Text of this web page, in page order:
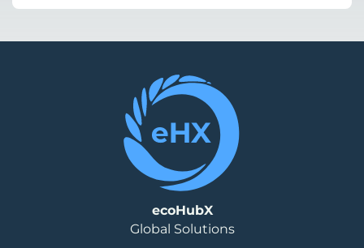
ecoHubX
Global Solutions